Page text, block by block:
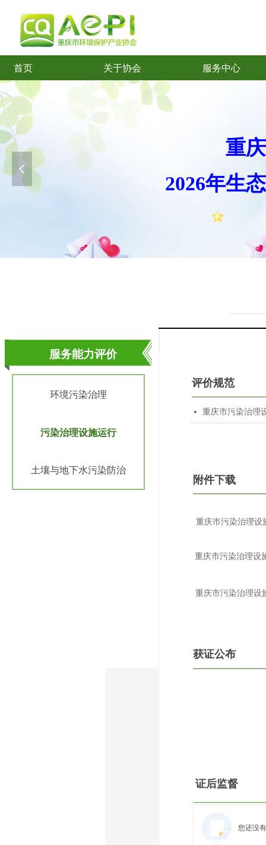
首页
首页
关于协会
关于协会
服务中心
重
2026年生
넳
评价规范
获证公布
附件下载
证后监督
넷 重庆市污染治理
重庆市污染治理设
重庆市污染治理设
您还没
重庆市污染治理设
环境污染治理
污染治理设施运行
土壤与地下水污染防治
服务能力评价